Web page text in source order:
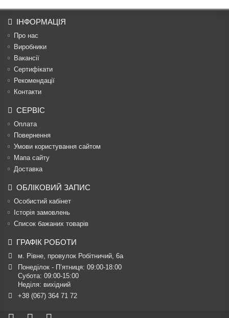
ІНФОРМАЦІЯ
Про нас
Виробники
Вакансії
Сертифікати
Рекомендації
Контакти
СЕРВІС
Оплата
Повернення
Умови користування сайтом
Мапа сайту
Доставка
ОБЛІКОВИЙ ЗАПИС
Особистий кабінет
Історія замовлень
Список бажаних товарів
ГРАФІК РОБОТИ
м. Рівне, провулок Робітничий, 6а
Понеділок - П’ятниця: 09:00-18:00
Субота: 09:00-15:00
Неділя: вихідний
+38 (067) 364 71 72